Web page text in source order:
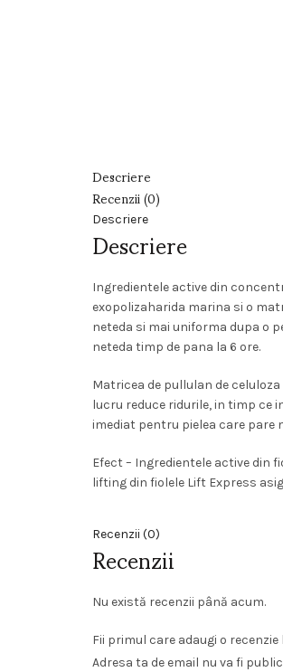
Descriere
Recenzii (0)
Descriere
Descriere
Ingredientele active din
exopolizaharida marina si o
neteda si mai uniforma dupa o
neteda timp de pana la 6 ore.
Matricea de pullulan de
lucru reduce ridurile, in timp ce
imediat pentru pielea care pare
Efect – Ingredientele active din
lifting din fiolele Lift Express
Recenzii (0)
Recenzii
Nu există recenzii până acum.
Fii primul care adaugi o recenzie la
Adresa ta de email nu va fi